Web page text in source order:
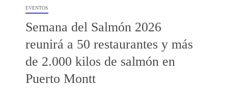
EVENTOS
Semana del Salmón 2026
reunirá a 50 restaurantes y más
de 2.000 kilos de salmón en
Puerto Montt